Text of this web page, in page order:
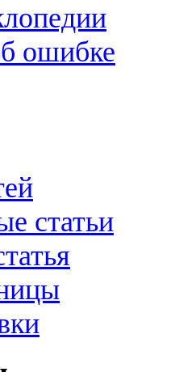
ошибке
статьи